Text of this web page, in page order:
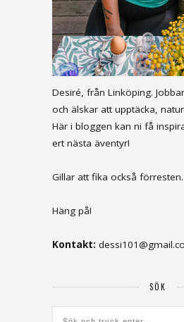
Desiré, från Linköping.
och älskar att upptäcka,
Här i bloggen kan ni få
ert nästa äventyr!
Gillar att fika också förresten.
Häng på!
Kontakt:
SÖK